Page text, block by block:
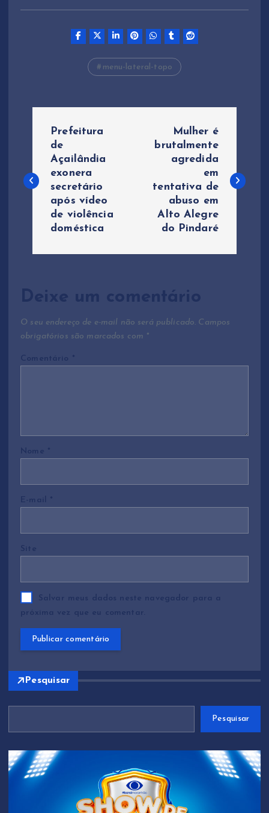
menu-lateral-topo
v
ç
ã
o
P
s
t
Prefeitura
de
Açailândia
exonera
secretário
após vídeo
de violência
doméstica
Mulher é
brutalmente
agredida
em
tentativa de
abuso em
Alto Alegre
do Pindaré
Deixe um comentário
O seu endereço de e-mail não será publicado. Campos
obrigatórios são marcados com *
Comentário *
Nome *
E-mail *
Site
Salvar meus dados neste navegador para a
próxima vez que eu comentar.
Pesquisar
Pesquisar